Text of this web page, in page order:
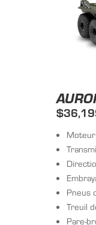
Pneus
Treuil
Pare-